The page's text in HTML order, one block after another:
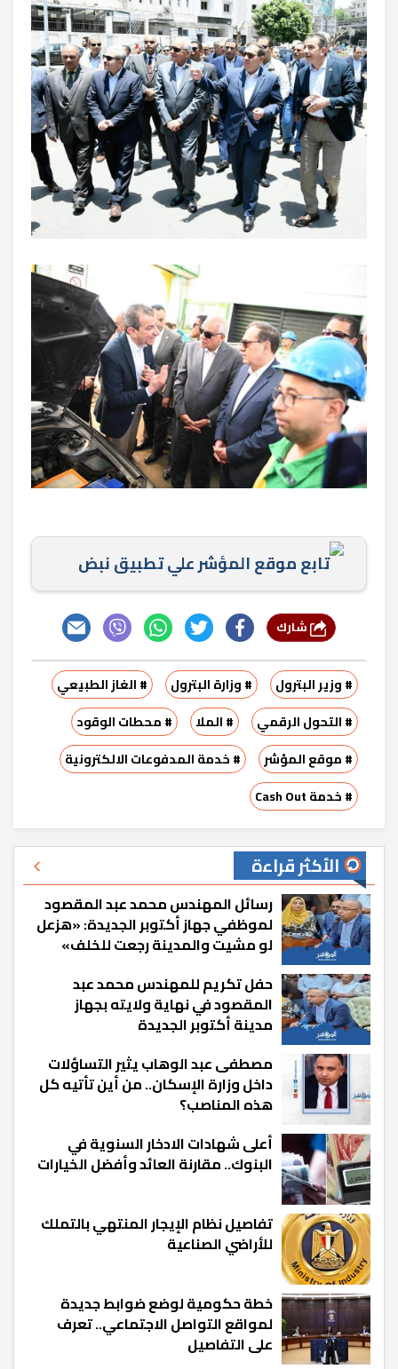
تابع موقع المؤشر علي تطبيق نبض
# وزير البترول # وزارة البترول
# الغاز الطبيعي
# التحول الرقمي
# الملا
# محطات الوقود
# موقع المؤشر
# خدمة المدفوعات الالكترونية
# خدمة Cash Out
الأكثر قراءة
رسائل المهندس محمد عبد المقصود
لموظفي جهاز أكتوبر الجديدة: «هزعل
لو مشيت والمدينة رجعت للخلف»
حفل تكريم للمهندس محمد عبد
المقصود في نهاية ولايته بجهاز
مدينة أكتوبر الجديدة
مصطفى عبد الوهاب يثير التساؤلات
داخل وزارة الإسكان.. من أين تأتيه كل
هذه المناصب؟
أعلى شهادات الادخار السنوية في
البنوك.. مقارنة العائد وأفضل الخيارات
تفاصيل نظام الإيجار المنتهي بالتملك
للأراضي الصناعية
خطة حكومية لوضع ضوابط جديدة
لمواقع التواصل الاجتماعي.. تعرف
على التفاصيل